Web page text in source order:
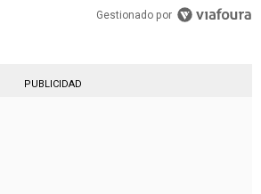
Gestionado por
PUBLICIDAD